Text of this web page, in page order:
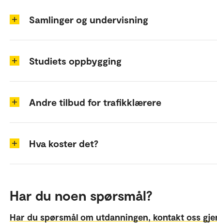
Samlinger og undervisning
Studiets oppbygging
Andre tilbud for trafikklærere
Hva koster det?
Har du noen spørsmål?
Har du spørsmål om utdanningen, kontakt oss